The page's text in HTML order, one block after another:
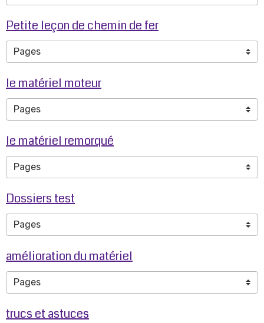
Petite leçon de chemin de fer
le matériel moteur
le matériel remorqué
Dossiers test
amélioration du matériel
trucs et astuces